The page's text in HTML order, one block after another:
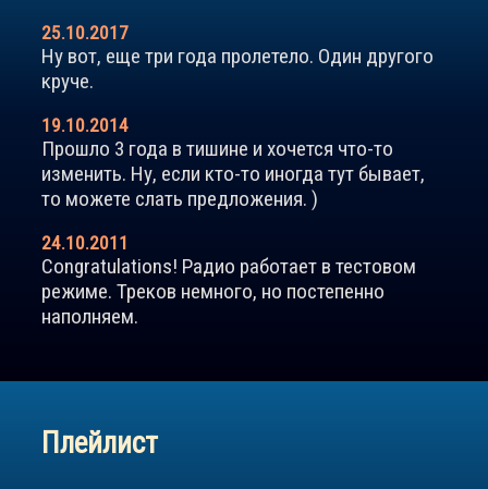
25.10.2017
Ну вот, еще три года пролетело. Один другого
круче.
19.10.2014
Прошло 3 года в тишине и хочется что-то
изменить. Ну, если кто-то иногда тут бывает,
то можете слать предложения. )
24.10.2011
Congratulations! Радио работает в тестовом
режиме. Треков немного, но постепенно
наполняем.
Плейлист